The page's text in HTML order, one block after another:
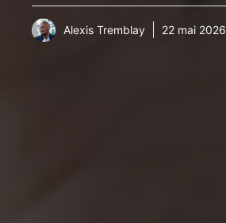
Alexis Tremblay 22 mai 2026